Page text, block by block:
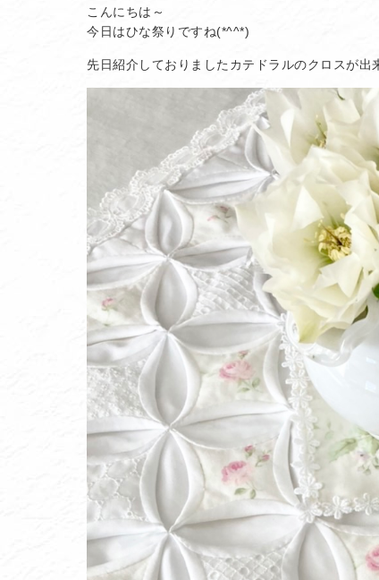
こんにちは～
今日はひな祭りですね(*^^*)
先日紹介しておりましたカテドラルのクロスが